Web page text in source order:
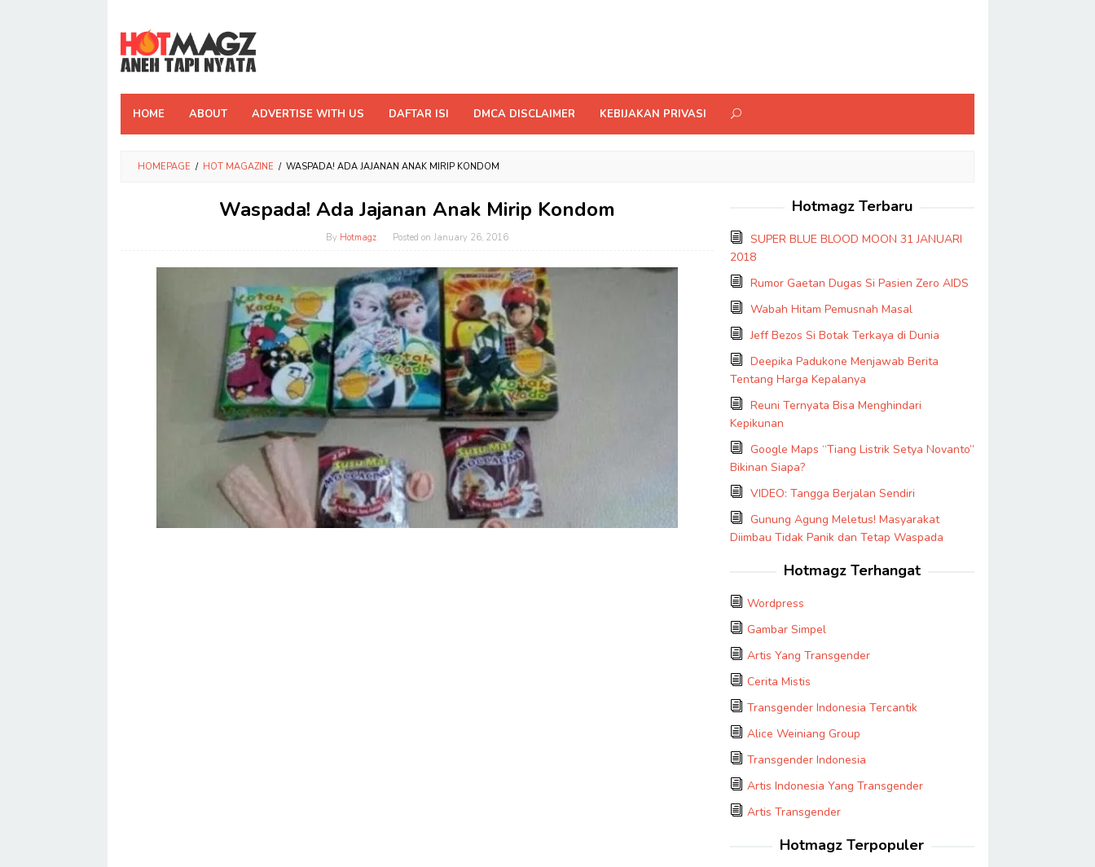
content
HOME ABOUT ADVERTISE WITH US DAFTAR ISI DMCA DISCLAIMER KEBIJAKAN PRIVASI
HOMEPAGE / HOT MAGAZINE / WASPADA! ADA JAJANAN ANAK MIRIP KONDOM
Waspada! Ada Jajanan Anak Mirip Kondom
By Hotmagz Posted on January 26, 2016
Hotmagz Terbaru
SUPER BLUE BLOOD MOON 31 JANUARI
2018
Rumor Gaetan Dugas Si Pasien Zero AIDS
Wabah Hitam Pemusnah Masal
Jeff Bezos Si Botak Terkaya di Dunia
Deepika Padukone Menjawab Berita
Tentang Harga Kepalanya
Reuni Ternyata Bisa Menghindari
Kepikunan
Google Maps “Tiang Listrik Setya Novanto”
Bikinan Siapa?
VIDEO: Tangga Berjalan Sendiri
Gunung Agung Meletus! Masyarakat
Diimbau Tidak Panik dan Tetap Waspada
Hotmagz Terhangat
Wordpress
Gambar Simpel
Artis Yang Transgender
Cerita Mistis
Transgender Indonesia Tercantik
Alice Weiniang Group
Transgender Indonesia
Artis Indonesia Yang Transgender
Artis Transgender
Hotmagz Terpopuler